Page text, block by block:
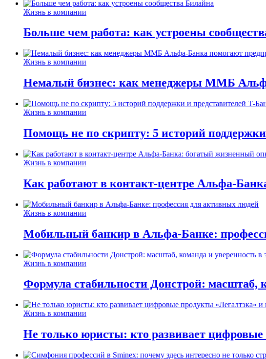
Жизнь в компании
Больше чем работа: как устроены
Жизнь в компании
Немалый бизнес: как менеджеры ММБ
Жизнь в компании
Помощь не по скрипту: 5 историй
Жизнь в компании
Как работают в контакт-центре Альфа-
Жизнь в компании
Мобильный банкир в Альфа-Банке:
Жизнь в компании
Формула стабильности Донстрой: масштаб,
Жизнь в компании
Не только юристы: кто развивает цифровые